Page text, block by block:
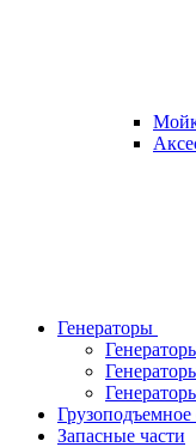
Генераторы
Запасные части